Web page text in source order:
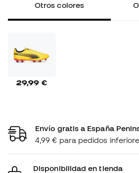
Otros colores
29,99 €
Envío gratis a España
4,99 € para pedidos
Disponibilidad en tienda